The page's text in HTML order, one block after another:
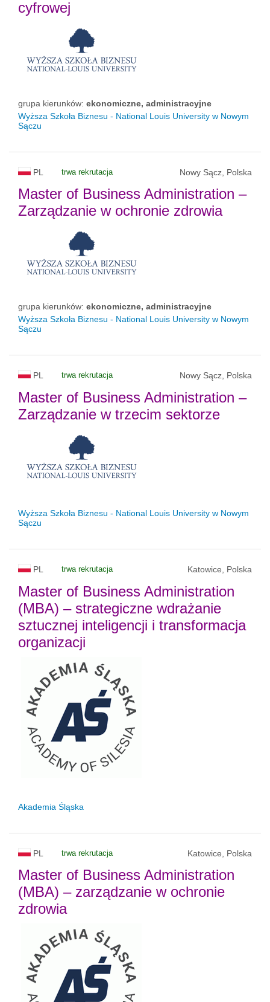
cyfrowej
grupa kierunków: ekonomiczne, administracyjne
Wyższa Szkoła Biznesu - National Louis University w Nowym
Sączu
PL trwa rekrutacja Nowy Sącz, Polska
Master of Business Administration –
Zarządzanie w ochronie zdrowia
grupa kierunków: ekonomiczne, administracyjne
Wyższa Szkoła Biznesu - National Louis University w Nowym
Sączu
PL trwa rekrutacja Nowy Sącz, Polska
Master of Business Administration –
Zarządzanie w trzecim sektorze
Wyższa Szkoła Biznesu - National Louis University w Nowym
Sączu
PL trwa rekrutacja Katowice, Polska
Master of Business Administration
(MBA) – strategiczne wdrażanie
sztucznej inteligencji i transformacja
organizacji
Akademia Śląska
PL trwa rekrutacja Katowice, Polska
Master of Business Administration
(MBA) – zarządzanie w ochronie
zdrowia